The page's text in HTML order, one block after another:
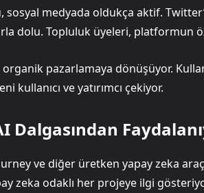
medyada oldukça aktif.
dolu. Topluluk üyeleri, platformun
pazarlamaya dönüşüyor.
kullanıcı ve yatırımcı çekiyor.
Dalgasından
ve diğer üretken yapay zeka
zeka odaklı her projeye ilgi